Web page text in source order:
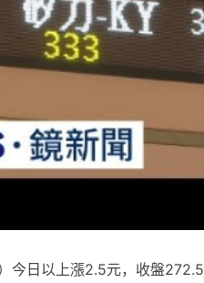
日以上漲2.5元，收盤